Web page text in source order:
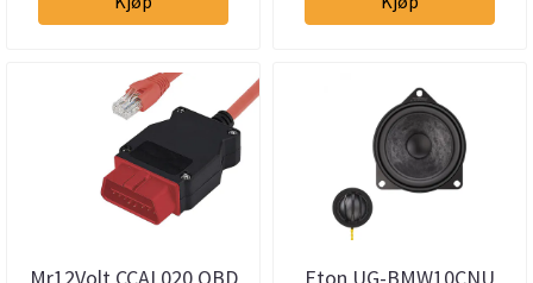
Mr12Volt CCAL020 OBD
Eton UG-BMW10CNU